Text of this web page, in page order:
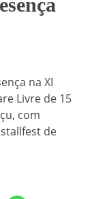
na XI
Livre de 15
com
de